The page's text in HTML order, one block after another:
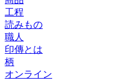
工程
読みもの
職人
印傳とは
柄
オンライン